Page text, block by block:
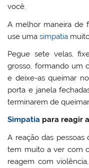
você.
A melhor maneira de
use umasimpatia
Pegue sete velas,
grosso, formando um
e deixe-as queimar
porta e janela
terminarem de
Simpatia para reagir
A reação das
tem muito a ver com
reagem com